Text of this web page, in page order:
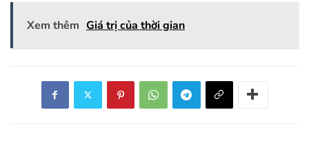
Xem thêm Giá trị của thời gian